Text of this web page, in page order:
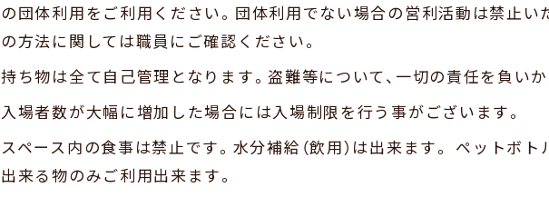
の団体利用をご利用ください。団体利用でない場合の営利活動は禁止い
の方法に関しては職員にご確認ください。
持ち物は全て自己管理となります。盗難等について、一切の責任を負い
入場者数が大幅に増加した場合には入場制限を行う事がございます。
スペース内の食事は禁止です。水分補給（飲用）は出来ます。 ペットボ
出来る物のみご利用出来ます。